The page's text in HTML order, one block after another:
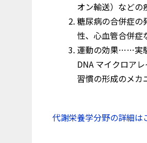
オン輸送）などの
糖尿病の合併症
性、心血管合併症
運動の効果……実
DNA マイクロア
習慣の形成のメカ
代謝栄養学分野の詳細は